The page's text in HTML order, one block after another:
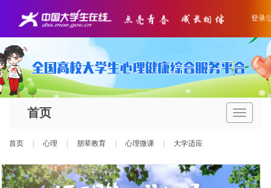
登录/
导
航
首页
首页 心理 朋辈教育 心理微课 大学适应